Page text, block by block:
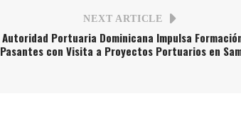
NEXT ARTICLE
Autoridad Portuaria Dominicana Impulsa
Pasantes con Visita a Proyectos Portuarios en